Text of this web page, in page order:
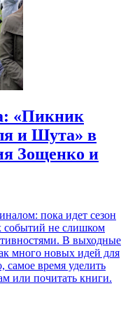
«Пикник
и Шута» в
Зощенко и
пока идет сезон
событий не слишком
В выходные
много новых идей для
самое время уделить
или почитать книги.